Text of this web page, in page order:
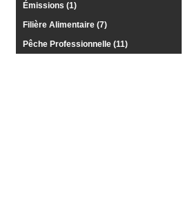
RUBRIQUES
Émissions (1)
Filière Alimentaire (7)
Pêche Professionnelle (11)